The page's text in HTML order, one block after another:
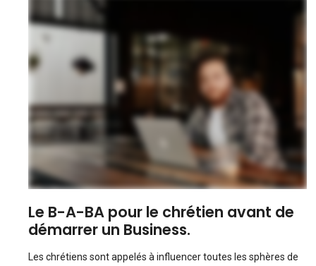
Le B-A-BA pour le chrétien avant de
démarrer un Business.
Les chrétiens sont appelés à influencer toutes les sphères de